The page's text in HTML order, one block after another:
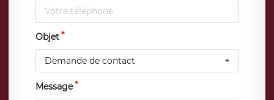
Objet
Demande de contact
Message